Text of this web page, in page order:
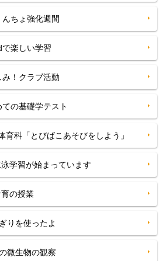
ちょ強化週間
楽しい学習
！クラブ活動
の基礎学テスト
育科「とびばこあそびをしよう」
学習が始まっています
の授業
りを使ったよ
微生物の観察